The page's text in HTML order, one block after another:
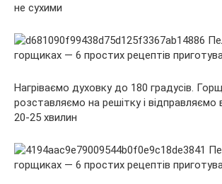
не сухими
Нагріваємо духовку до 180 градусів.
розставляємо на решітку і відправляємо
20-25 хвилин